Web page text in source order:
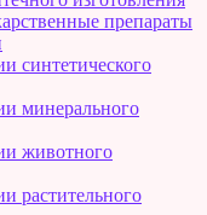
препараты
синтетического
минерального
животного
растительного